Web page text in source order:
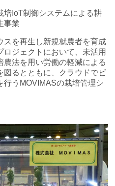
培IoT制御システムによる耕
事業
スを再生し新規就農者を育成
ジェクトにおいて、未活用
法を用い労働の軽減による
図るとともに、クラウドでビ
行うMOVIMASの栽培管理シ